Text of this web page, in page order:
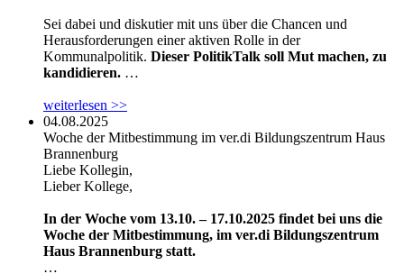
Sei dabei und diskutier mit uns über die Chancen und
Herausforderungen einer aktiven Rolle in der
Kommunalpolitik. Dieser PolitikTalk soll Mut machen, zu
kandidieren.
Wann: Montag, den 22. September 2025 von 19:30 bis
21:00 Uhr
Hier könnt ihr euch anmelden
weiterlesen >>
04.08.2025
Woche der Mitbestimmung im ver.di Bildungszentrum Haus
Brannenburg
Liebe Kollegin,
Lieber Kollege,
In der Woche vom 13.10. – 17.10.2025 findet bei uns die
Woche der Mitbestimmung, im ver.di Bildungszentrum
Haus Brannenburg statt.